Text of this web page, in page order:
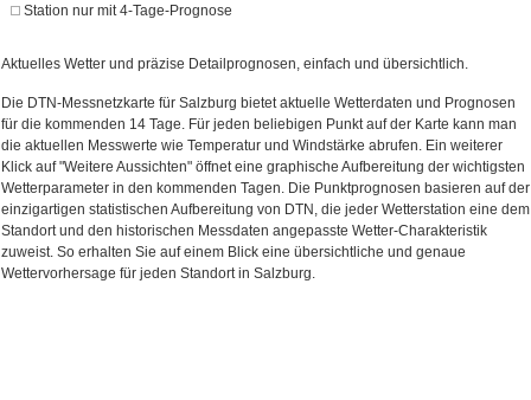
Station nur mit 4-Tage-Prognose
Aktuelles Wetter und präzise Detailprognosen, einfach und übersichtlich.
Die DTN-Messnetzkarte für Salzburg bietet aktuelle Wetterdaten und Prognosen
für die kommenden 14 Tage. Für jeden beliebigen Punkt auf der Karte kann man
die aktuellen Messwerte wie Temperatur und Windstärke abrufen. Ein weiterer
Klick auf "Weitere Aussichten" öffnet eine graphische Aufbereitung der wichtigsten
Wetterparameter in den kommenden Tagen. Die Punktprognosen basieren auf der
einzigartigen statistischen Aufbereitung von DTN, die jeder Wetterstation eine dem
Standort und den historischen Messdaten angepasste Wetter-Charakteristik
zuweist. So erhalten Sie auf einem Blick eine übersichtliche und genaue
Wettervorhersage für jeden Standort in Salzburg.